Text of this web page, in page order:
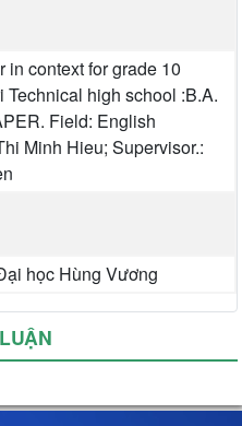
in context for grade 10
Technical high school :B.A.
Field: English
Minh Hieu; Supervisor.:
học Hùng Vương